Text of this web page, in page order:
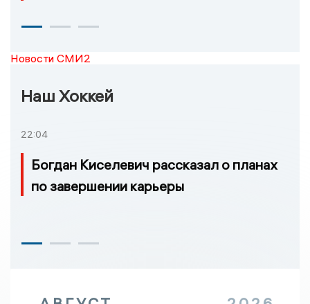
Новости СМИ2
Наш Хоккей
22:04
Богдан Киселевич рассказал о планах
по завершении карьеры